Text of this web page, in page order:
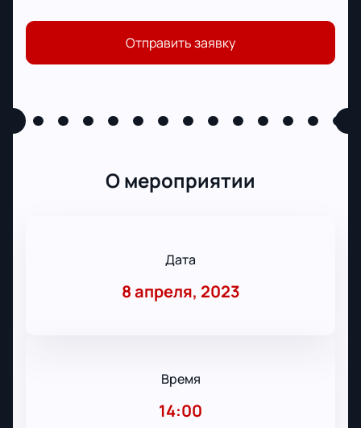
Отправить заявку
О мероприятии
Дата
8 апреля, 2023
Время
14:00